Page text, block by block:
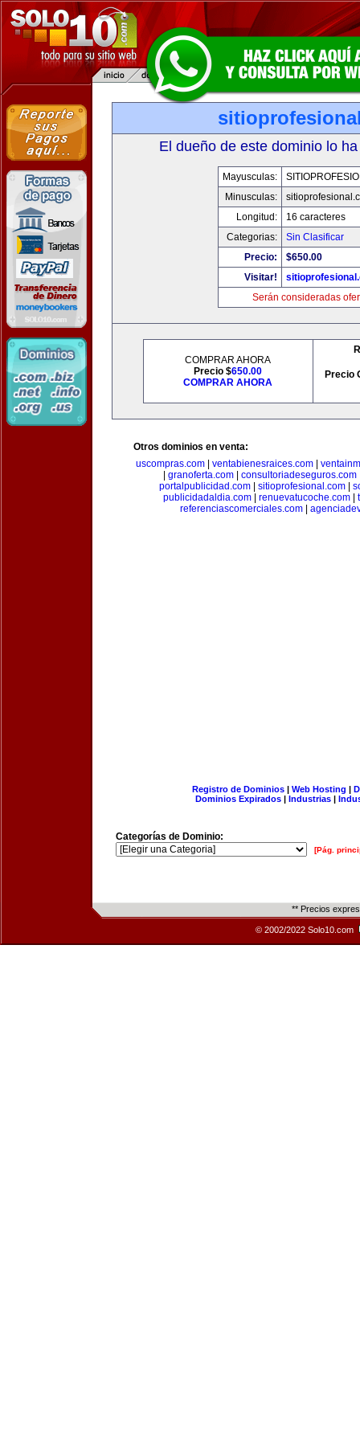
El dueño de este dominio lo
Mayusculas:
Minusculas:
Longitud:
16 caracteres
Categorias:
Sin Clasificar
Precio:
$650.00
Visitar!
Serán consideradas
COMPRAR AHORA
Precio $650.00
COMPRAR AHORA
Precio
Otros dominios en venta:
uscompras.com| ventabienesraices.com|
granoferta.com| consultoriadeseguros.com
portalpublicidad.com
sitioprofesional.com
publicidadaldia.com| renuevatucoche.com|
referenciascomerciales.com
Registro de Dominios| Web Hosting |
Dominios Expirados | Industrias |
Categorías de Dominio:
[Pág.
** Precios
© 2002/2022 Solo10.com